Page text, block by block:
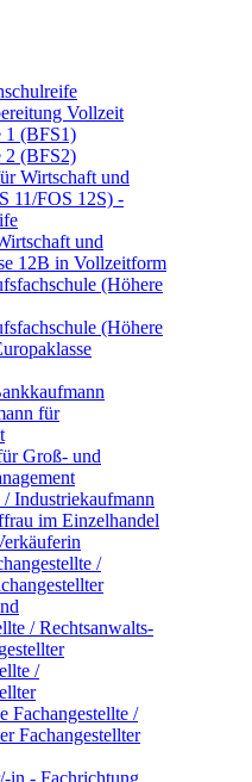
Vollzeit
1 (BFS1)
2 (BFS2)
Wirtschaft und
11/FOS 12S) -
und
12B in Vollzeitform
(Höhere
(Höhere
für
Groß- und
Industriekaufmann
im Einzelhandel
/
/ Rechtsanwalts-
/
Fachangestellte /
Fachangestellter